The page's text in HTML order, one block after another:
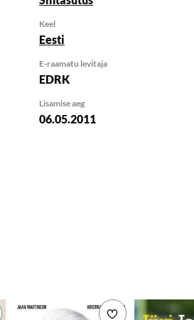
Keel
Eesti
E-raamatu levitaja
EDRK
Lisamise aeg
06.05.2011
Lisa soovikorvi Lisa soovikorvi